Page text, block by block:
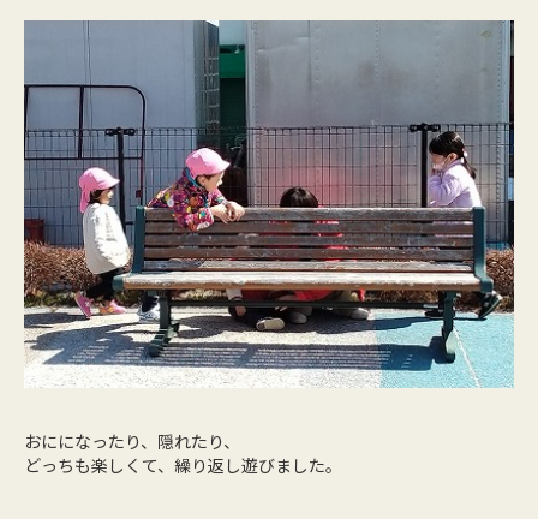
おにになったり、隠れたり、
どっちも楽しくて、繰り返し遊びました。